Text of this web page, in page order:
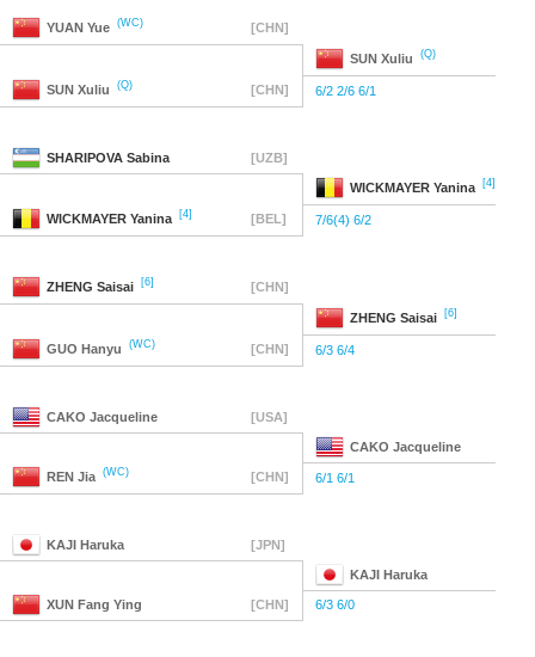
YUAN Yue (WC) [CHN]
SUN Xuliu (Q)
SUN Xuliu (Q) [CHN] 6/2 2/6 6/1
SHARIPOVA Sabina [UZB]
WICKMAYER Yanina [4]
WICKMAYER Yanina [4] [BEL] 7/6(4) 6/2
ZHENG Saisai [6] [CHN]
ZHENG Saisai [6]
GUO Hanyu (WC) [CHN] 6/3 6/4
CAKO Jacqueline [USA]
CAKO Jacqueline
REN Jia (WC) [CHN] 6/1 6/1
KAJI Haruka [JPN]
KAJI Haruka
XUN Fang Ying [CHN] 6/3 6/0